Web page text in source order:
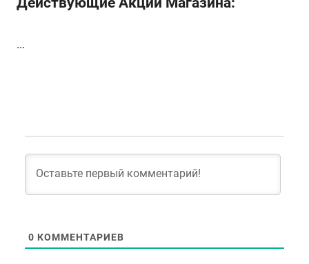
...
0 КОММЕНТАРИЕВ